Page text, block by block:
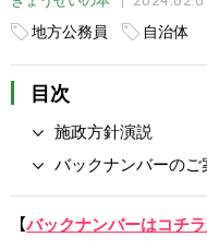
地方公務員
自治体
目次
施政方針演説
バックナンバーのご
【バックナンバーはコチ